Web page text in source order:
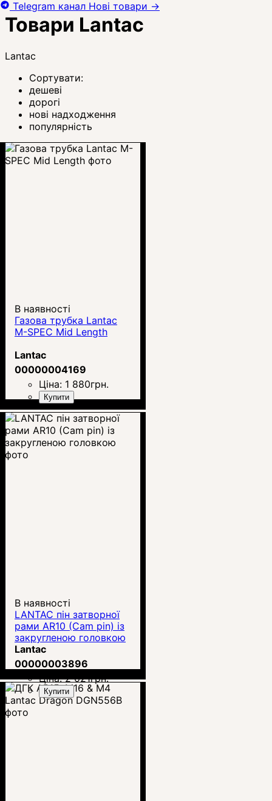
Товари Lantac
Lantac
Сортувати:
дешеві
дорогі
нові надходження
популярність
В наявності
Газова трубка Lantac
M-SPEC Mid Length
Lantac
00000004169
Ціна: 1 880грн.
Купити
В наявності
LANTAC пін затворної
рами AR10 (Cam pin) із
закругленою головкою
Lantac
00000003896
Ціна:2 021грн.
Купити
Telegram канал Нові товари →